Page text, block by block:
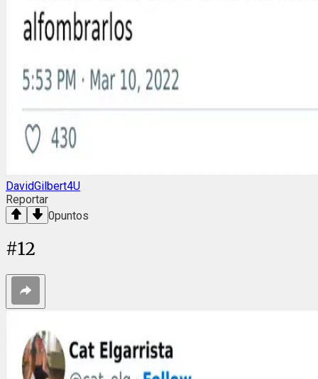
DavidGilbert4U
Reportar
0puntos
#12